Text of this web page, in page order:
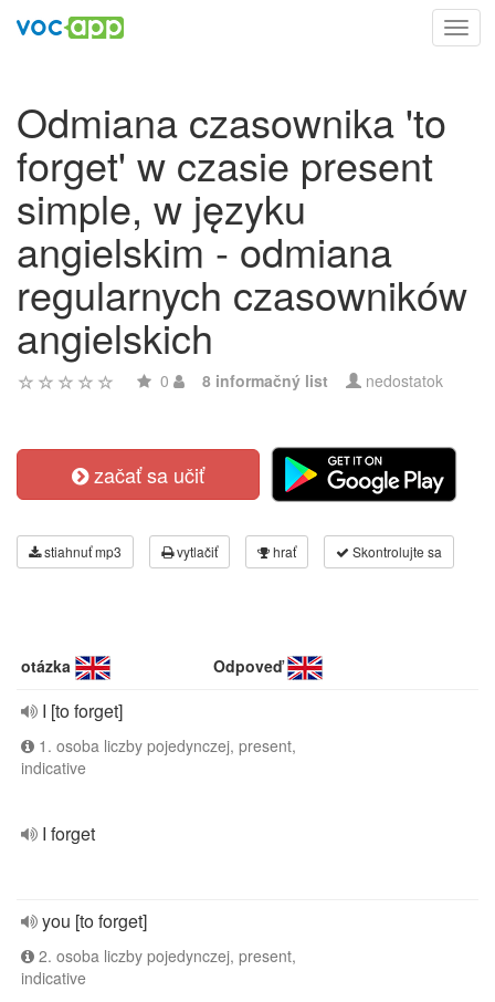
Odmiana czasownika 'to
forget' w czasie present
simple, w języku
angielskim - odmiana
regularnych czasowników
angielskich
0 8 informačný list nedostatok
začať sa učiť
stiahnuť mp3 vytlačiť hrať Skontrolujte sa
otázka Odpoveď
I [to forget]
1. osoba liczby pojedynczej, present,
indicative
I forget
you [to forget]
2. osoba liczby pojedynczej, present,
indicative